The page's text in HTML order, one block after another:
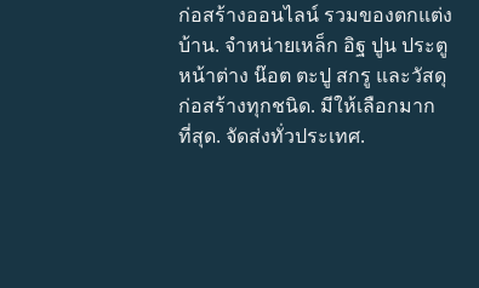
ก่อสร้างออนไลน์ รวมของตกแต่ง
บ้าน. จำหน่ายเหล็ก อิฐ ปูน ประตู
หน้าต่าง น๊อต ตะปู สกรู และวัสดุ
ก่อสร้างทุกชนิด. มีให้เลือกมาก
ที่สุด. จัดส่งทั่วประเทศ.